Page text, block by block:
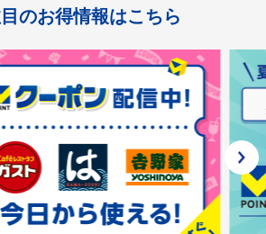
のお得情報はこちら